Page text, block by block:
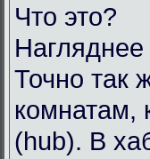
Что это?
Нагляднее
Точно так
комнатам,
(hub). В